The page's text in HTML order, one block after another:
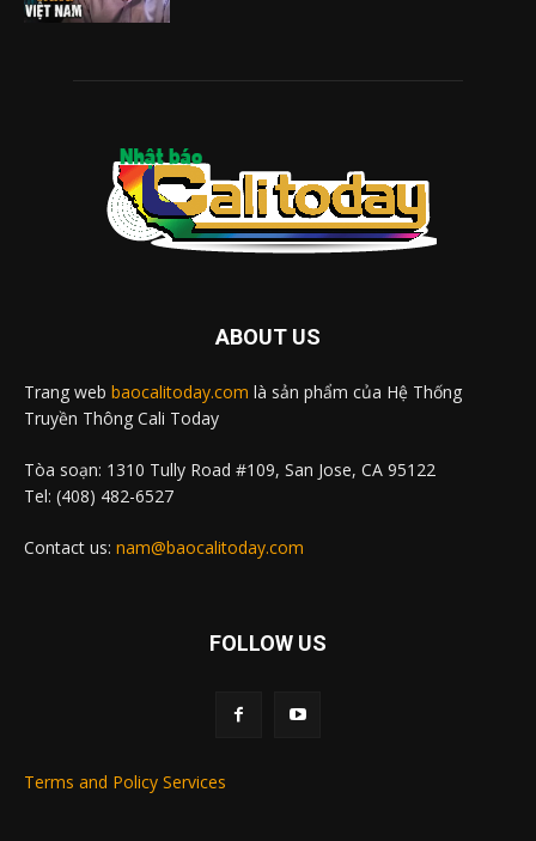
ABOUT US
Trang web baocalitoday.com là sản phẩm của Hệ Thống
Truyền Thông Cali Today
Tòa soạn: 1310 Tully Road #109, San Jose, CA 95122
Tel: (408) 482-6527
Contact us: nam@baocalitoday.com
FOLLOW US
Terms and Policy Services